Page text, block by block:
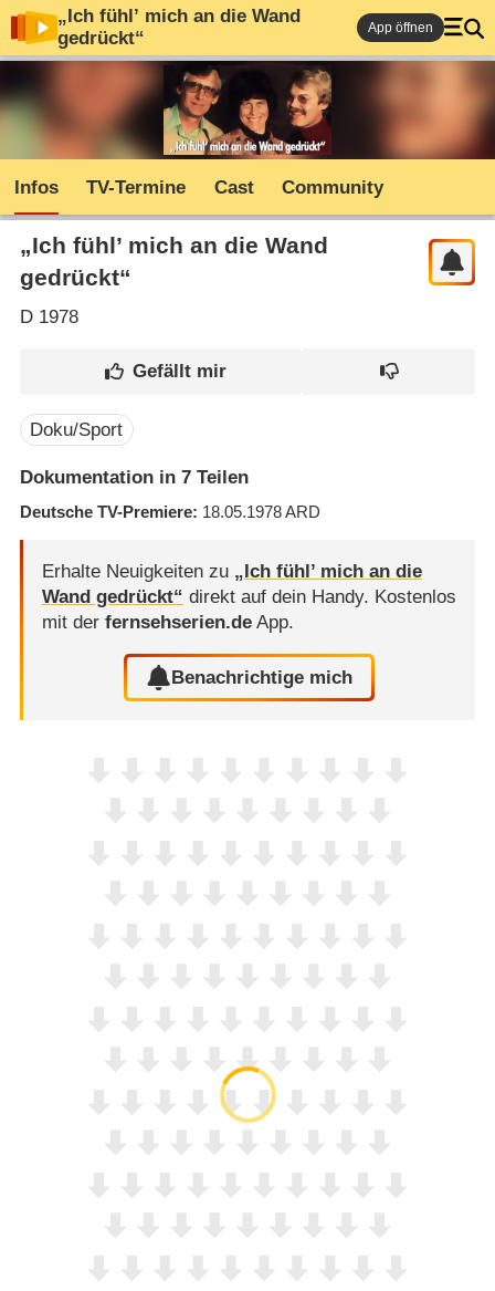
„Ich fühl’ mich an die Wand
gedrückt“
App öffnen
Infos TV-Termine Cast Community
„Ich fühl’ mich an die Wand
gedrückt“
D1978
Doku/Sport
Dokumentation in 7 Teilen
Deutsche TV-Premiere 18.05.1978ARD
Erhalte Neuigkeiten zu „Ich fühl’ mich an die
Wand gedrückt“ direkt auf dein Handy. Kostenlos
mit der fernsehserien.deApp.
Benachrichtige mich